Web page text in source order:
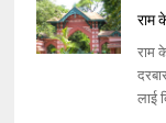
राम
राम
लाई